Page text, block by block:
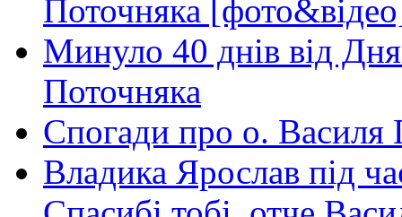
Поточняка
Минуло 40 днів від
Поточняка
Спогади про о. Василя
Владика Ярослав під